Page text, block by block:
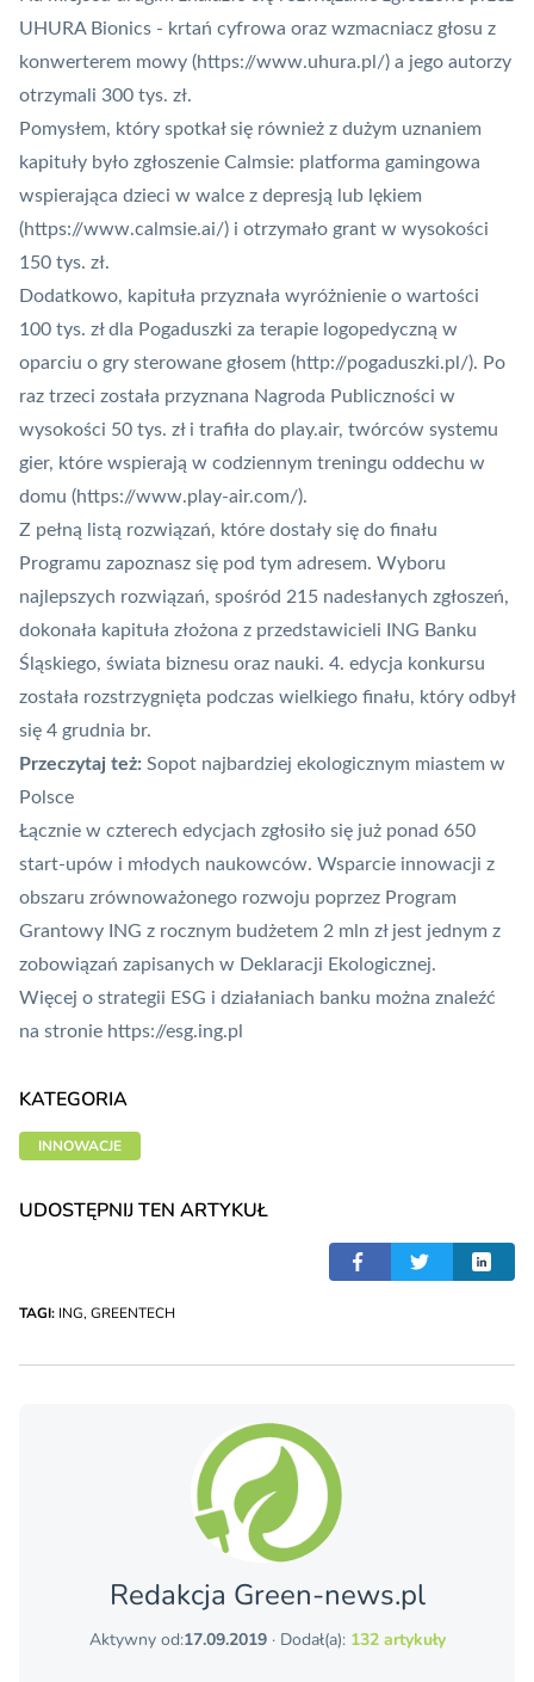
UHURA Bionics - krtań cyfrowa oraz wzmacniacz głosu z
konwerterem mowy (https://www.uhura.pl/) a jego autorzy
otrzymali 300 tys. zł.
Pomysłem, który spotkał się również z dużym uznaniem
kapituły było zgłoszenie Calmsie: platforma gamingowa
wspierająca dzieci w walce z depresją lub lękiem
(https://www.calmsie.ai/) i otrzymało grant w wysokości
150 tys. zł.
Dodatkowo, kapituła przyznała wyróżnienie o wartości
100 tys. zł dla Pogaduszki za terapie logopedyczną w
oparciu o gry sterowane głosem (http://pogaduszki.pl/). Po
raz trzeci została przyznana Nagroda Publiczności w
wysokości 50 tys. zł i trafiła do play.air, twórców systemu
gier, które wspierają w codziennym treningu oddechu w
domu (https://www.play-air.com/).
Z pełną listą rozwiązań, które dostały się do finału
Programu zapoznasz się pod tym adresem. Wyboru
najlepszych rozwiązań, spośród 215 nadesłanych zgłoszeń,
dokonała kapituła złożona z przedstawicieli ING Banku
Śląskiego, świata biznesu oraz nauki. 4. edycja konkursu
została rozstrzygnięta podczas wielkiego finału, który odbył
się 4 grudnia br.
Przeczytaj też: Sopot najbardziej ekologicznym miastem w
Polsce
Łącznie w czterech edycjach zgłosiło się już ponad 650
start-upów i młodych naukowców. Wsparcie innowacji z
obszaru zrównoważonego rozwoju poprzez Program
Grantowy ING z rocznym budżetem 2 mln zł jest jednym z
zobowiązań zapisanych w Deklaracji Ekologicznej.
Więcej o strategii ESG i działaniach banku można znaleźć
na stronie https://esg.ing.pl
KATEGORIA
INNOWACJE
UDOSTĘPNIJ TEN ARTYKUŁ
TAGI: ING, GREENTECH
Redakcja Green-news.pl
Aktywny od:17.09.2019· Dodał(a): 132 artykuły